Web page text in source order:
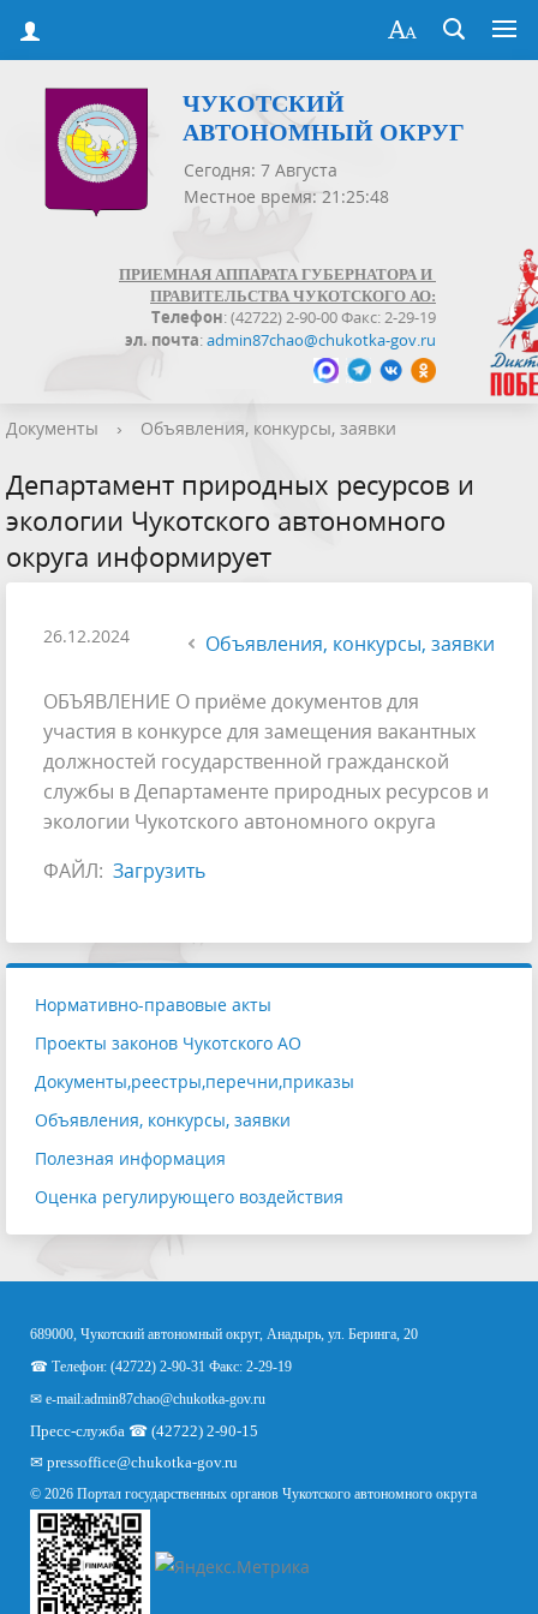
ЧУКОТСКИЙ
АВТОНОМНЫЙ ОКРУГ
Сегодня: 7 Августа
Местное время: 21:25:48
ПРИЕМНАЯ АППАРАТА ГУБЕРНАТОРА И
ПРАВИТЕЛЬСТВА ЧУКОТСКОГО АО:
Телефон: (42722) 2-90-00 Факс: 2-29-19
эл. почта:admin87chao@chukotka-gov.ru
Документы › Объявления, конкурсы, заявки
Департамент природных ресурсов и
экологии Чукотского автономного
округа информирует
26.12.2024 Объявления, конкурсы, заявки
ОБЪЯВЛЕНИЕ О приёме документов для
участия в конкурсе для замещения вакантных
должностей государственной гражданской
службы в Департаменте природных ресурсов и
экологии Чукотского автономного округа
ФАЙЛ: Загрузить
Нормативно-правовые акты
Проекты законов Чукотского АО
Документы,реестры,перечни,приказы
Объявления, конкурсы, заявки
Полезная информация
Оценка регулирующего воздействия
689000, Чукотский автономный округ, Анадырь, ул. Беринга, 20
☎ Телефон: (42722) 2-90-31 Факс: 2-29-19
✉ e-mail:admin87chao@chukotka-gov.ru
Пресс-служба ☎ (42722) 2-90-15
✉ pressoffice@chukotka-gov.ru
© 2026 Портал государственных органов Чукотского автономного округа